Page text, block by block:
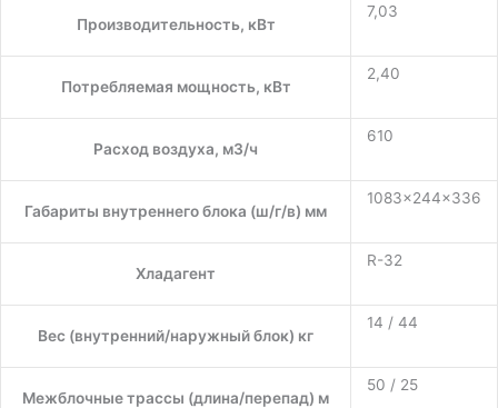
Производительность, кВт
7,03
Потребляемая мощность, кВт
2,40
Расход воздуха, м3/ч
610
Габариты внутреннего блока (ш/г/в) мм
1083×244×336
Хладагент
R-32
Вес (внутренний/наружный блок) кг
14 / 44
Межблочные трассы (длина/перепад) м
50 / 25